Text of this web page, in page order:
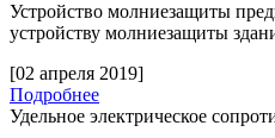
Устройство молниезащиты
устройству молниезащиты
[02 апреля 2019]
Подробнее
Удельное электрическое